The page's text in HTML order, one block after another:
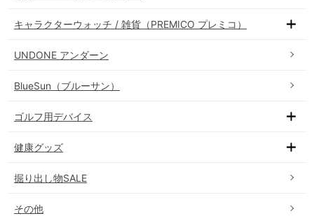
キャラクターウォッチ / 雑貨（PREMICO プレミコ）
UNDONE アンダーン
BlueSun（ブルーサン）
ゴルフ用デバイス
健康グッズ
掘り出し物SALE
その他